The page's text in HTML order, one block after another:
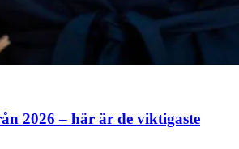
2026 – här är de viktigaste